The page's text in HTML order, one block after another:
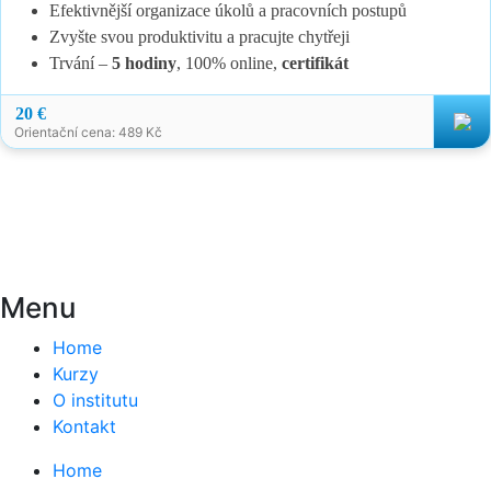
Efektivnější organizace úkolů a pracovních postupů
Zvyšte svou produktivitu a pracujte chytřeji
Trvání – 5 hodiny, 100% online, certifikát
20 €
Orientační cena: 489 Kč
Menu
Home
Kurzy
O institutu
Kontakt
Home